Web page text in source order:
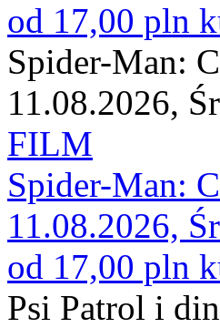
od 17,00 pln
Spider-Man:
11.08.2026,
FILM
Spider-Man:
11.08.2026,
od 17,00 pln
Psi Patrol i